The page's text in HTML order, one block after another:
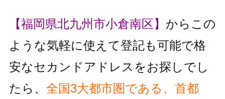
【福岡県北九州市小倉南区】 からこの
ような気軽に使えて登記も可能で格
安なセカンドアドレスをお探しでし
たら、 全国3大都市圏である、首都